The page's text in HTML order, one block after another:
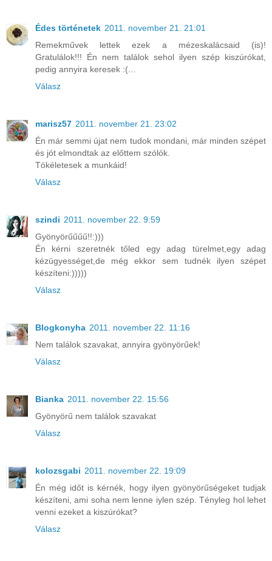
Édes történetek 2011. november 21. 21:01
Remekművek lettek ezek a mézeskalácsaid (is)!
Gratulálok!!! Én nem találok sehol ilyen szép kiszúrókat,
pedig annyira keresek :(...
Válasz
marisz57 2011. november 21. 23:02
Én már semmi újat nem tudok mondani, már minden szépet
és jót elmondtak az előttem szólók.
Tökéletesek a munkáid!
Válasz
szindi 2011. november 22. 9:59
Gyönyörűűűű!!:)))
Én kérni szeretnék tőled egy adag türelmet,egy adag
kézügyességet,de még ekkor sem tudnék ilyen szépet
készíteni:)))))
Válasz
Blogkonyha 2011. november 22. 11:16
Nem találok szavakat, annyira gyönyörűek!
Válasz
Bianka 2011. november 22. 15:56
Gyönyörű nem találok szavakat
Válasz
kolozsgabi 2011. november 22. 19:09
Én még időt is kérnék, hogy ilyen gyönyörűségeket tudjak
készíteni, ami soha nem lenne iylen szép. Tényleg hol lehet
venni ezeket a kiszúrókat?
Válasz